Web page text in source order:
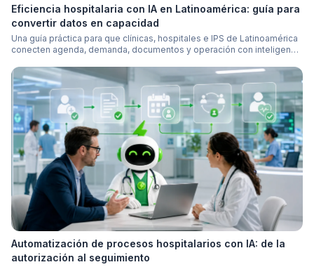
Eficiencia hospitalaria con IA en Latinoamérica: guía para
convertir datos en capacidad
Una guía práctica para que clínicas, hospitales e IPS de Latinoamérica
conecten agenda, demanda, documentos y operación con inteligencia
Automatización de procesos hospitalarios con IA: de la
autorización al seguimiento